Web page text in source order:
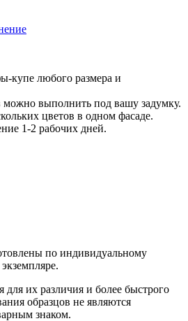
купе любого размера и
можно выполнить под вашу задумку.
цветов в одном фасаде.
1-2 рабочих дней.
по индивидуальному
их различия и более быстрого
образцов не являются
знаком.